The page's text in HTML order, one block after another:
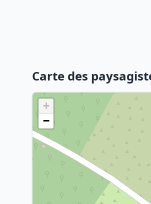
Carte des
+
−